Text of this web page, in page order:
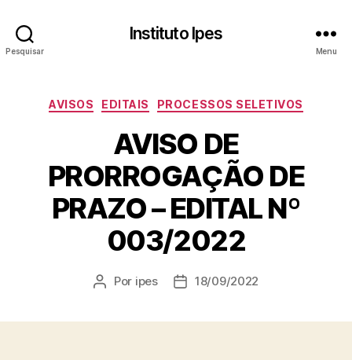
Pesquisar
Instituto Ipes
Menu
Categorias
AVISOS EDITAIS PROCESSOS SELETIVOS
AVISO DE
PRORROGAÇÃO DE
PRAZO – EDITAL Nº
003/2022
Autor
Por ipes
Data18/09/2022